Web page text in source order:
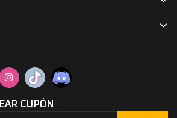
CUPÓN